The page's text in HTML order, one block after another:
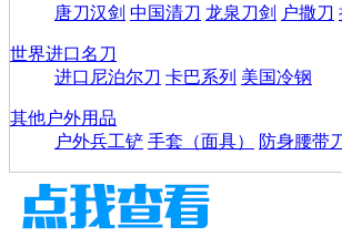
唐刀汉剑 中国清刀 龙泉刀剑 户撒刀
世界进口名刀
进口尼泊尔刀 卡巴系列 美国冷钢
其他户外用品
户外兵工铲 手套（面具） 防身腰带